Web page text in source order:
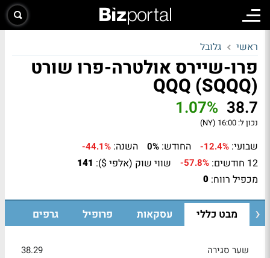
ראשי גלובל
פרו-שיירס אולטרה-פרו שורט
QQQ (SQQQ)
38.7
1.07%
נכון ל: 16:00 (NY)
שבועי: -12.4% החודש: 0% השנה: -44.1%
12 חודשים: -57.8% שווי שוק (אלפי $): 141
מכפיל רווח: 0
מבט כללי עסקאות פרופיל גרפים
שער סגירה
38.29